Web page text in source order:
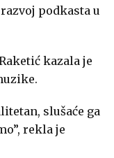
podkasta u
kazala je
slušaće ga
rekla je